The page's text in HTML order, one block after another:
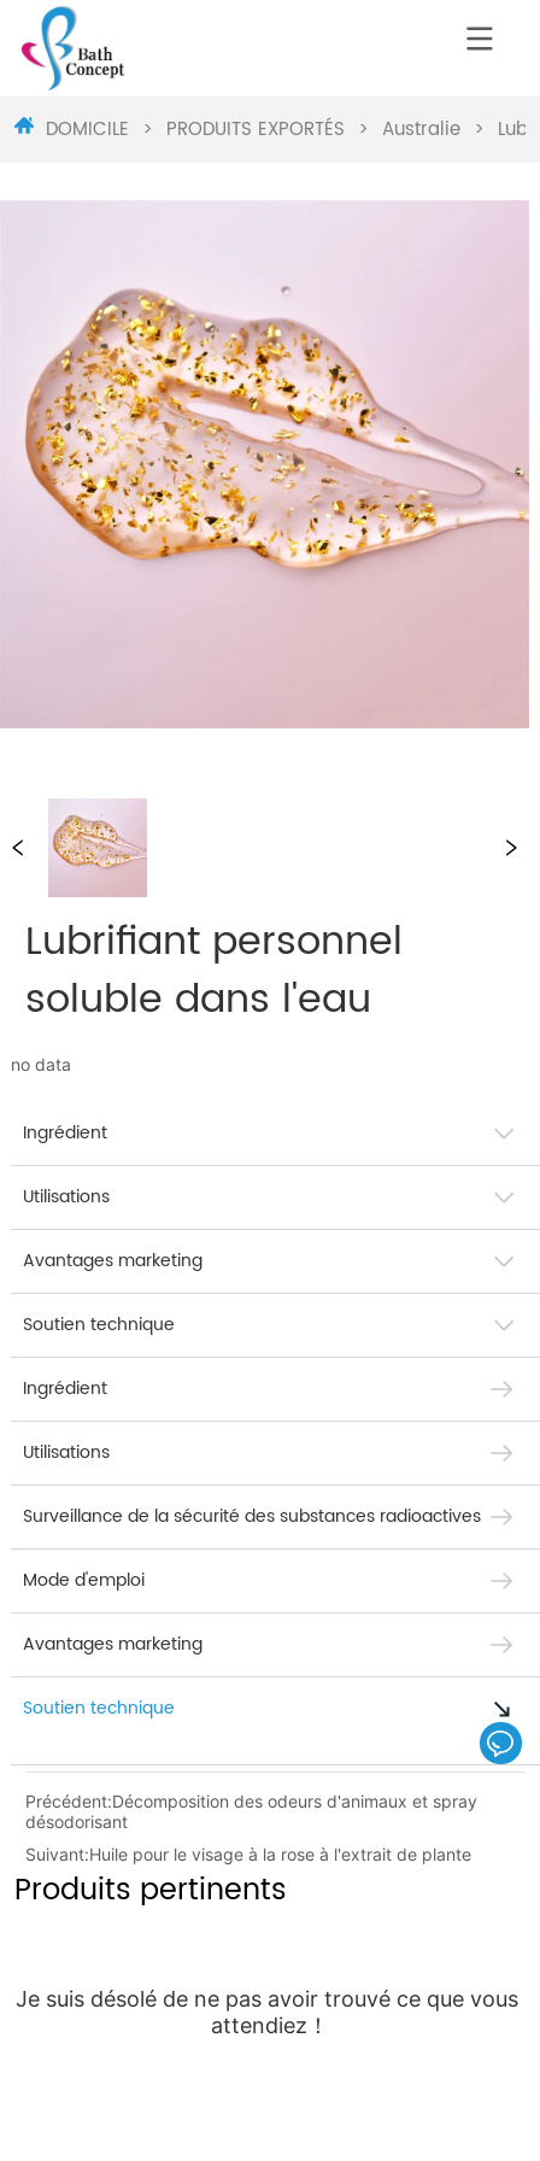
DOMICILE > PRODUITS EXPORTÉS > Australie >
Lubrifiant personnel
soluble dans l'eau
no data
Ingrédient
Utilisations
Avantages marketing
Soutien technique
Ingrédient
Utilisations
Surveillance de la sécurité des substances radioactives
Mode d'emploi
Avantages marketing
Soutien technique
Précédent:Décomposition des odeurs d'animaux et spray
désodorisant
Suivant:Huile pour le visage à la rose à l'extrait de plante
Produits pertinents
Je suis désolé de ne pas avoir trouvé ce que vous
attendiez！